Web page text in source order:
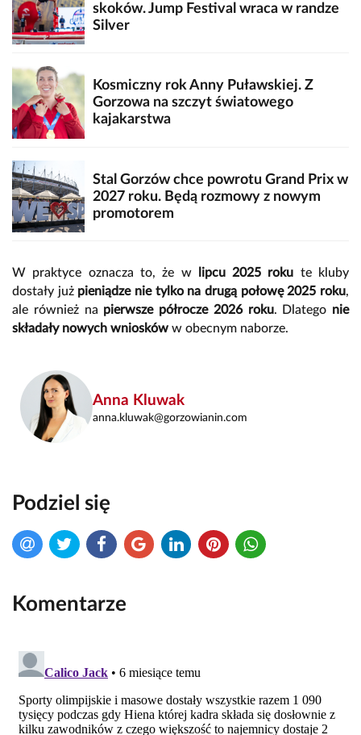
skoków. Jump Festival wraca w randze
Silver
Kosmiczny rok Anny Puławskiej. Z
Gorzowa na szczyt światowego
kajakarstwa
Stal Gorzów chce powrotu Grand Prix w
2027 roku. Będą rozmowy z nowym
promotorem
W praktyce oznacza to, że w lipcu 2025 roku te kluby
dostały już pieniądze nie tylko na drugą połowę 2025 roku,
ale również na pierwsze półrocze 2026 roku. Dlatego nie
składały nowych wniosków w obecnym naborze.
Anna Kluwak
anna.kluwak@gorzowianin.com
Podziel się
Komentarze